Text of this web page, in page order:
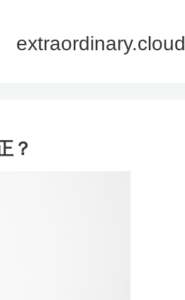
extraordinary.cloud
？